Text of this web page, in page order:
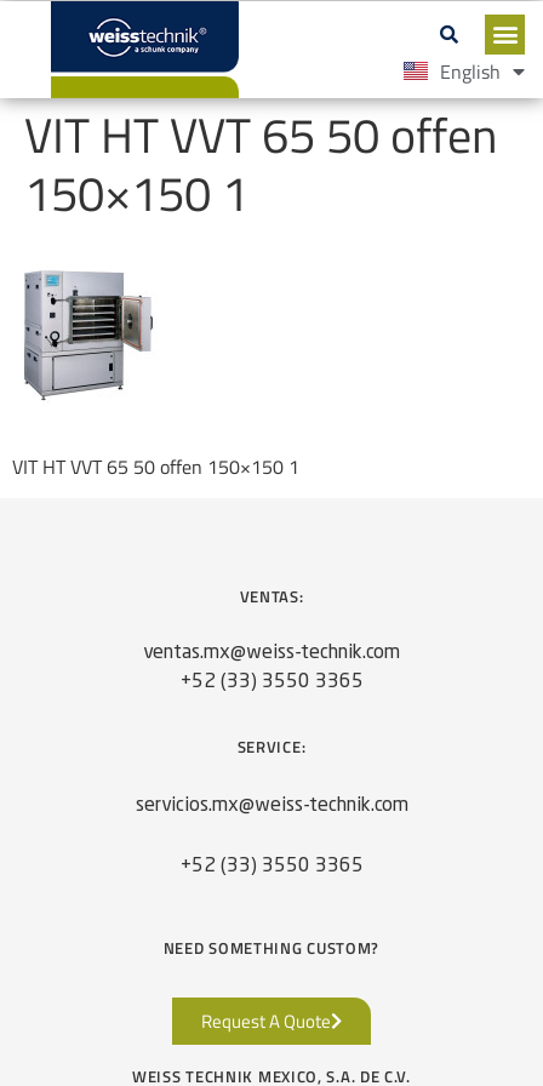
English
Español
VIT HT VVT 65 50 offen
150×150 1
VIT HT VVT 65 50 offen 150×150 1
VENTAS:
ventas.mx@weiss-technik.com
+52 (33) 3550 3365
SERVICE:
servicios.mx@weiss-technik.com
+52 (33) 3550 3365
NEED SOMETHING CUSTOM?
Request A Quote
WEISS TECHNIK MEXICO, S.A. DE C.V.